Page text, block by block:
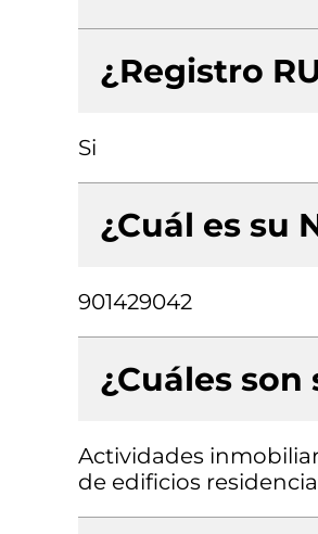
¿Registro
Si
¿Cuál es su
901429042
¿Cuáles
Actividades
de edificios